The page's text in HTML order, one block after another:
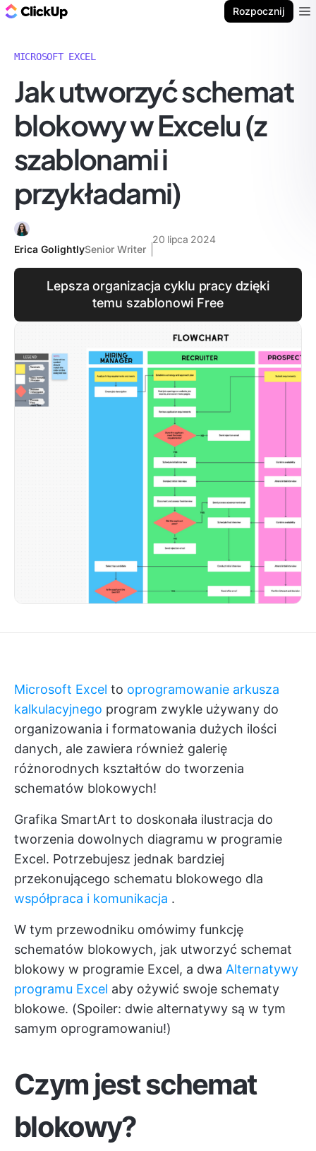
Rozpocznij
MICROSOFT EXCEL
Jak utworzyć schemat
blokowy w Excelu (z
szablonami i
przykładami)
Erica GolightlySenior Writer
20 lipca 2024
Lepsza organizacja cyklu pracy dzięki
temu szablonowi Free
Microsoft Excel to oprogramowanie arkusza
kalkulacyjnego program zwykle używany do
organizowania i formatowania dużych ilości
danych, ale zawiera również galerię
różnorodnych kształtów do tworzenia
schematów blokowych!
Grafika SmartArt to doskonała ilustracja do
tworzenia dowolnych diagramu w programie
Excel. Potrzebujesz jednak bardziej
przekonującego schematu blokowego dla
współpraca i komunikacja .
W tym przewodniku omówimy funkcję
schematów blokowych, jak utworzyć schemat
blokowy w programie Excel, a dwa Alternatywy
programu Excel aby ożywić swoje schematy
blokowe. (Spoiler: dwie alternatywy są w tym
samym oprogramowaniu!)
Czym jest schemat
blokowy?